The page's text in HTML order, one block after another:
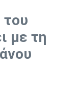
με τη